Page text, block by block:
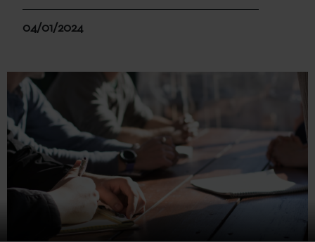
04/01/2024